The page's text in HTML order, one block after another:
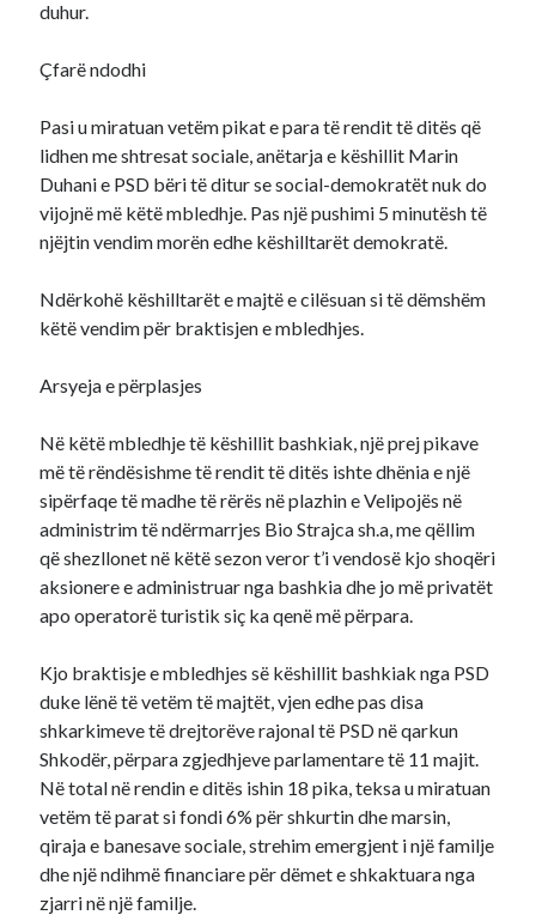
duhur.
Çfarë ndodhi
Pasi u miratuan vetëm pikat e para të rendit të ditës që
lidhen me shtresat sociale, anëtarja e këshillit Marin
Duhani e PSD bëri të ditur se social-demokratët nuk do
vijojnë më këtë mbledhje. Pas një pushimi 5 minutësh të
njëjtin vendim morën edhe këshilltarët demokratë.
Ndërkohë këshilltarët e majtë e cilësuan si të dëmshëm
këtë vendim për braktisjen e mbledhjes.
Arsyeja e përplasjes
Në këtë mbledhje të këshillit bashkiak, një prej pikave
më të rëndësishme të rendit të ditës ishte dhënia e një
sipërfaqe të madhe të rërës në plazhin e Velipojës në
administrim të ndërmarrjes Bio Strajca sh.a, me qëllim
që shezllonet në këtë sezon veror t’i vendosë kjo shoqëri
aksionere e administruar nga bashkia dhe jo më privatët
apo operatorë turistik siç ka qenë më përpara.
Kjo braktisje e mbledhjes së këshillit bashkiak nga PSD
duke lënë të vetëm të majtët, vjen edhe pas disa
shkarkimeve të drejtorëve rajonal të PSD në qarkun
Shkodër, përpara zgjedhjeve parlamentare të 11 majit.
Në total në rendin e ditës ishin 18 pika, teksa u miratuan
vetëm të parat si fondi 6% për shkurtin dhe marsin,
qiraja e banesave sociale, strehim emergjent i një familje
dhe një ndihmë financiare për dëmet e shkaktuara nga
zjarri në një familje.